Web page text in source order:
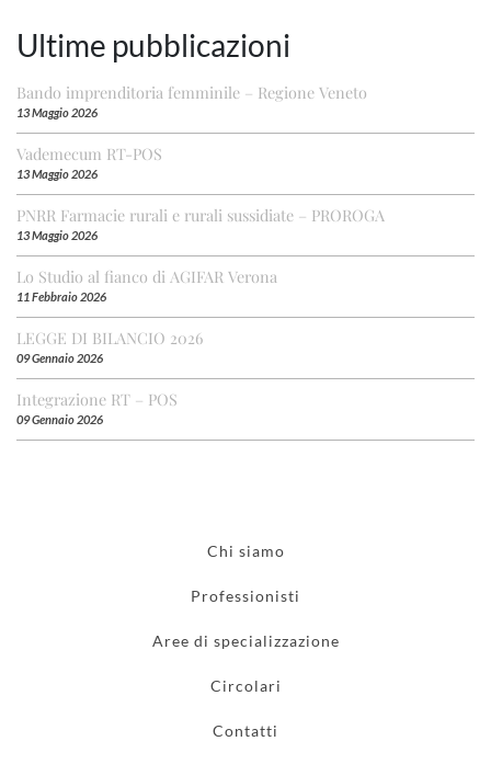
Ultime pubblicazioni
Bando imprenditoria femminile – Regione Veneto
13 Maggio 2026
Vademecum RT-POS
13 Maggio 2026
PNRR Farmacie rurali e rurali sussidiate – PROROGA
13 Maggio 2026
Lo Studio al fianco di AGIFAR Verona
11 Febbraio 2026
LEGGE DI BILANCIO 2026
09 Gennaio 2026
Integrazione RT – POS
09 Gennaio 2026
Chi siamo
Professionisti
Aree di specializzazione
Circolari
Contatti